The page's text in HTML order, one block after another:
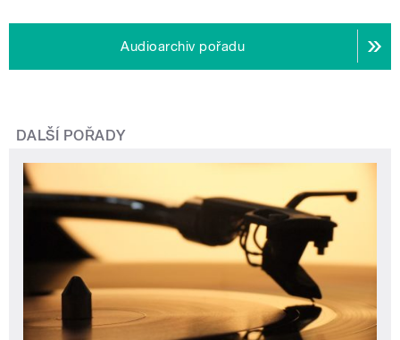
Audioarchiv pořadu
DALŠÍ POŘADY